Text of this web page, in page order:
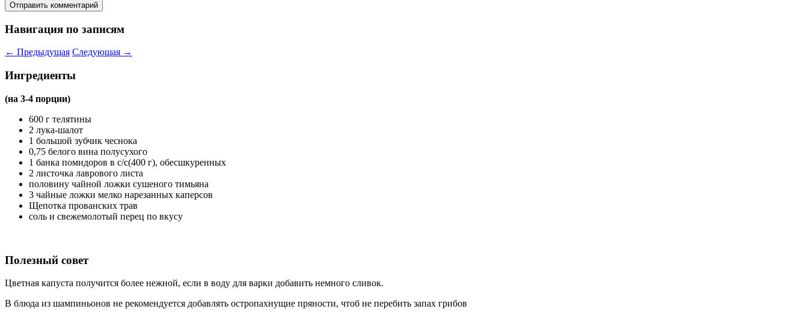
Навигация по записям
← Предыдущая Следующая →
Ингредиенты
(на 3-4 порции)
600 г телятины
2 лука-шалот
1 большой зубчик чеснока
0,75 белого вина полусухого
1 банка помидоров в с/с(400 г), обесшкуренных
2 листочка лаврового листа
половину чайной ложки сушеного тимьяна
3 чайные ложки мелко нарезанных каперсов
Щепотка прованских трав
соль и свежемолотый перец по вкусу
Полезный совет
Цветная капуста получится более нежной, если в воду для варки добавить немного сливок.
В блюда из шампиньонов не рекомендуется добавлять остропахнущие пряности, чтоб не перебить запах грибов